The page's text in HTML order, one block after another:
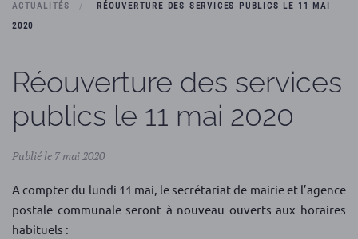
ACTUALITÉS
RÉOUVERTURE DES SERVICES PUBLICS LE 11 MAI
2020
Réouverture des services
publics le 11 mai 2020
Publié le 7 mai 2020
A compter du lundi 11 mai, le secrétariat de mairie et l’agence
postale communale seront à nouveau ouverts aux horaires
habituels :